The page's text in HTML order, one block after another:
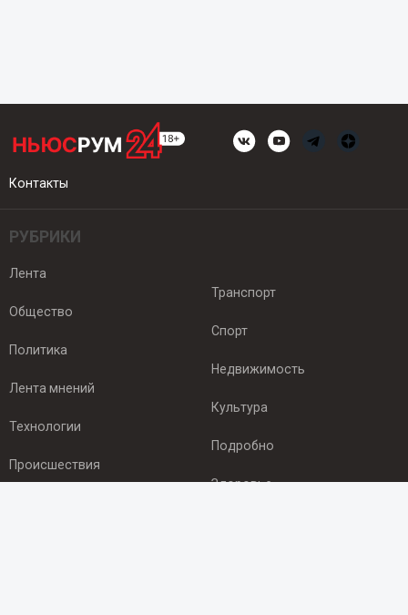
Контакты
РУБРИКИ
Лента
Общество
Политика
Лента мнений
Технологии
Происшествия
Транспорт
Спорт
Недвижимость
Культура
Подробно
Здоровье